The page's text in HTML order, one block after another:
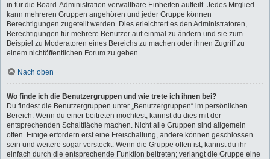
in für die Board-Administration verwaltbare Einheiten aufteilt. Jedes Mitglied
kann mehreren Gruppen angehören und jeder Gruppe können
Berechtigungen zugeteilt werden. Dies erleichtert es den Administratoren,
Berechtigungen für mehrere Benutzer auf einmal zu ändern und sie zum
Beispiel zu Moderatoren eines Bereichs zu machen oder ihnen Zugriff zu
einem nichtöffentlichen Forum zu geben.
Nach oben
Wo finde ich die Benutzergruppen und wie trete ich ihnen bei?
Du findest die Benutzergruppen unter „Benutzergruppen“ im persönlichen
Bereich. Wenn du einer beitreten möchtest, kannst du dies mit der
entsprechenden Schaltfläche machen. Nicht alle Gruppen sind allgemein
offen. Einige erfordern erst eine Freischaltung, andere können geschlossen
sein und weitere sogar versteckt. Wenn die Gruppe offen ist, kannst du ihr
einfach durch die entsprechende Funktion beitreten; verlangt die Gruppe eine